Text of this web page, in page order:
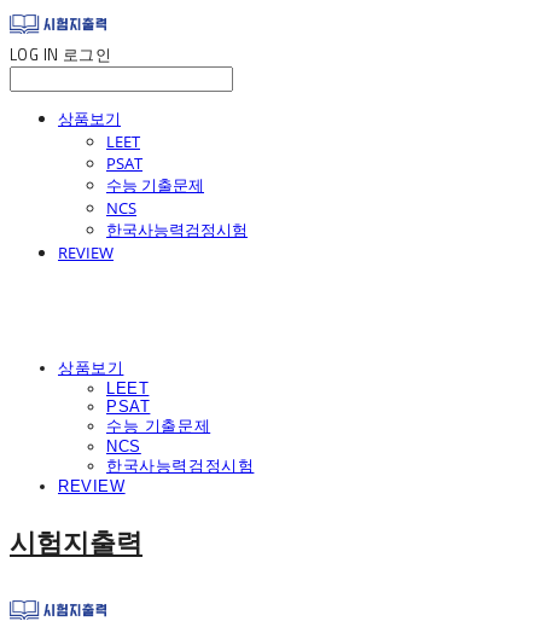
LOG IN 로그인
상품보기
LEET
PSAT
수능 기출문제
NCS
한국사능력검정시험
REVIEW
상품보기
LEET
PSAT
수능 기출문제
NCS
한국사능력검정시험
REVIEW
시험지출력